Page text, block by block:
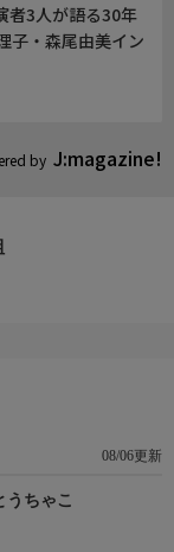
by J:magazine!
者3人が語る30年
・森尾由美イン
08/06更新
うちゃこ